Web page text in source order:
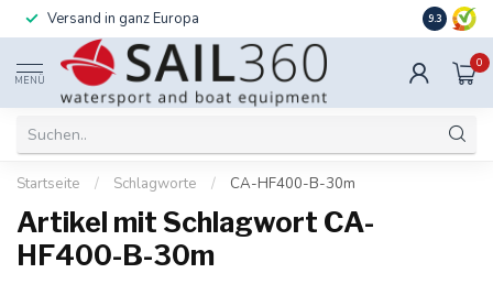
Versand in ganz Europa 9.3
MENÜ
0
Startseite / Schlagworte / CA-HF400-B-30m
Artikel mit Schlagwort CA-
HF400-B-30m